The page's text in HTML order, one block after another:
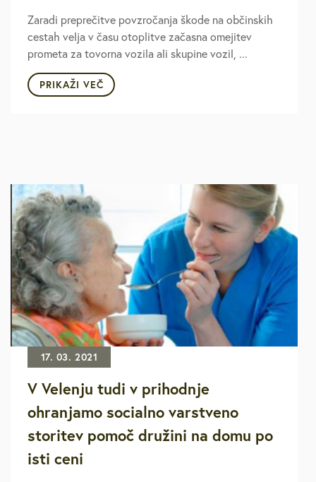
Zaradi preprečitve povzročanja škode na občinskih
cestah velja v času otoplitve začasna omejitev
prometa za tovorna vozila ali skupine vozil, ...
PRIKAŽI VEČ
17. 03. 2021
V Velenju tudi v prihodnje
ohranjamo socialno varstveno
storitev pomoč družini na domu po
isti ceni